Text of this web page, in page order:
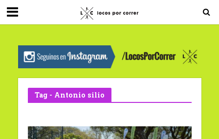
G-0X2PD3RFLV
Tag - Antonio silio